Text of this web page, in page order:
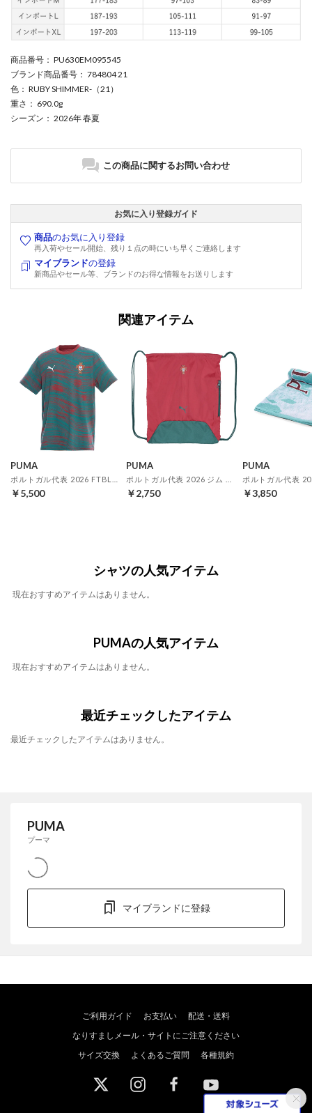
商品番号 ： PU630EM095545
ブランド商品番号 ： 784804 21
色 ： RUBY SHIMMER-（21）
重さ ： 690.0g
シーズン ： 2026年 春夏
この商品に関するお問い合わせ
お気に入り登録ガイド
商品のお気に入り登録
再入荷やセール開始、残り１点の時にいち早くご連絡します
マイブランドの登録
新商品やセール等、ブランドのお得な情報をお送りします
関連アイテム
PUMA
￥5,500
PUMA
￥2,750
PUMA
￥3,850
シャツの人気アイテム
現在おすすめアイテムはありません。
PUMAの人気アイテム
現在おすすめアイテムはありません。
最近チェックしたアイテム
最近チェックしたアイテムはありません。
PUMA
プーマ
マイブランドに登録
ご利用ガイド お支払い
配送・送料
なりすましメール・サイトにご注意ください
サイズ交換
よくあるご質問 各種規約